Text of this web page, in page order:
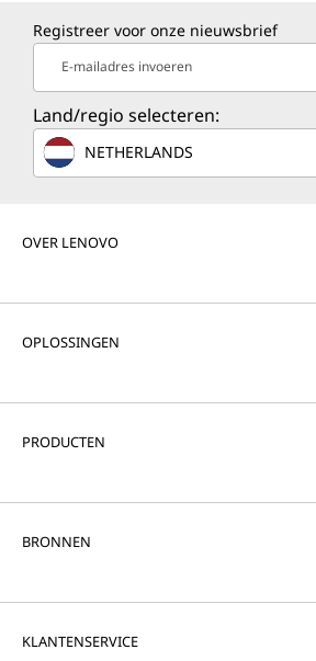
Registreer voor onze nieuwsbrief
E-mailadres invoeren
Land/regio selecteren:
NETHERLANDS
OVER LENOVO
OPLOSSINGEN
PRODUCTEN
BRONNEN
KLANTENSERVICE